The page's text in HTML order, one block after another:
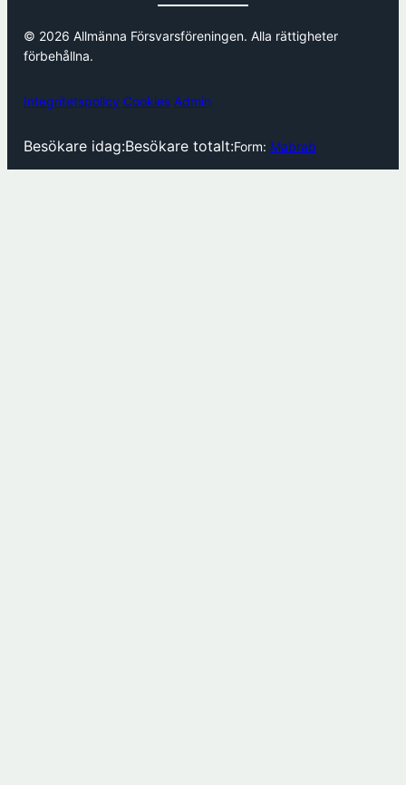
© 2026 Allmänna Försvarsföreningen. Alla rättigheter
förbehållna.
Integritetspolicy Cookies Admin
Besökare idag:Besökare totalt:Form: Mabrab